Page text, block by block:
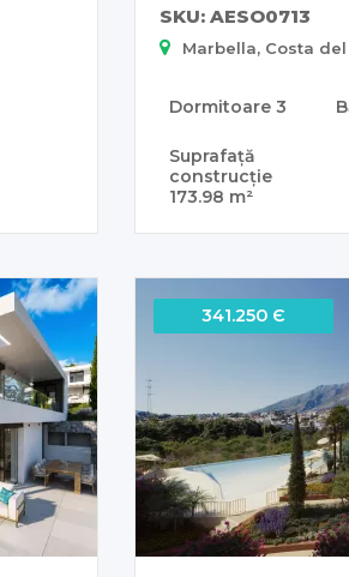
SKU: AESO0713
Marbella, Costa del
Dormitoare 3
Suprafață
construcție
173.98 m²
341.250 Є